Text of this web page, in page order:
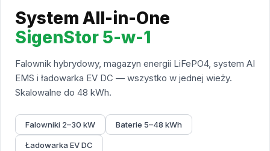
System All-in-One
SigenStor 5-w-1
Falownik hybrydowy, magazyn energii LiFePO4, system AI
EMS i ładowarka EV DC — wszystko w jednej wieży.
Skalowalne do 48 kWh.
Falowniki 2–30 kW Baterie 5–48 kWh
Ładowarka EV DC